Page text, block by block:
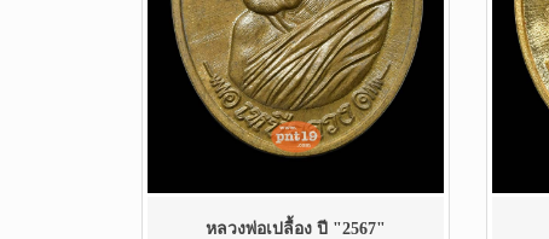
หลวงพ่อเปลื้อง ปี "2567"